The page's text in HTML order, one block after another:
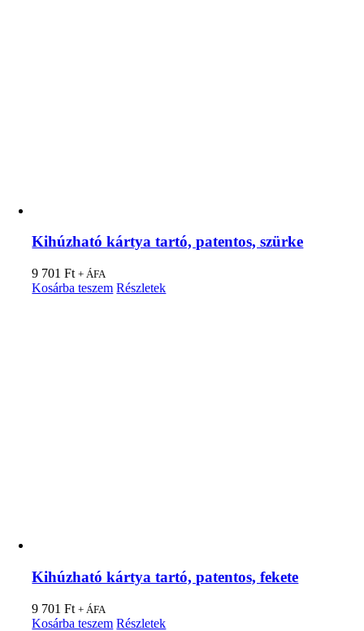
Kihúzható kártya tartó, patentos, szürke
9 701Ft + ÁFA
Kosárba teszem Részletek
Kihúzható kártya tartó, patentos, fekete
9 701Ft + ÁFA
Kosárba teszem Részletek